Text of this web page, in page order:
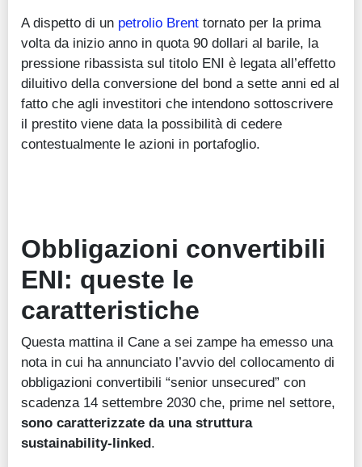
A dispetto di un petrolio Brent tornato per la prima
volta da inizio anno in quota 90 dollari al barile, la
pressione ribassista sul titolo ENI è legata all’effetto
diluitivo della conversione del bond a sette anni ed al
fatto che agli investitori che intendono sottoscrivere
il prestito viene data la possibilità di cedere
contestualmente le azioni in portafoglio.
Obbligazioni convertibili
ENI: queste le
caratteristiche
Questa mattina il Cane a sei zampe ha emesso una
nota in cui ha annunciato l’avvio del collocamento di
obbligazioni convertibili “senior unsecured” con
scadenza 14 settembre 2030 che, prime nel settore,
sono caratterizzate da una struttura
sustainability-linked.